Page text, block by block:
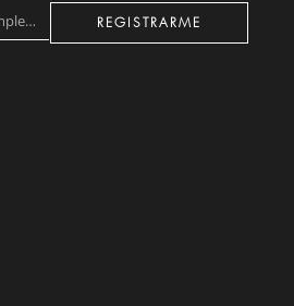
johnsmith@example.com REGISTRARME